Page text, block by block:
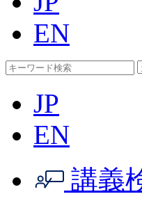
EN
JP
EN
講義